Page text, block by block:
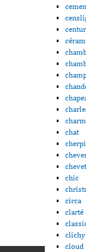
chat
chic
circa
clarté
clichy
cloud